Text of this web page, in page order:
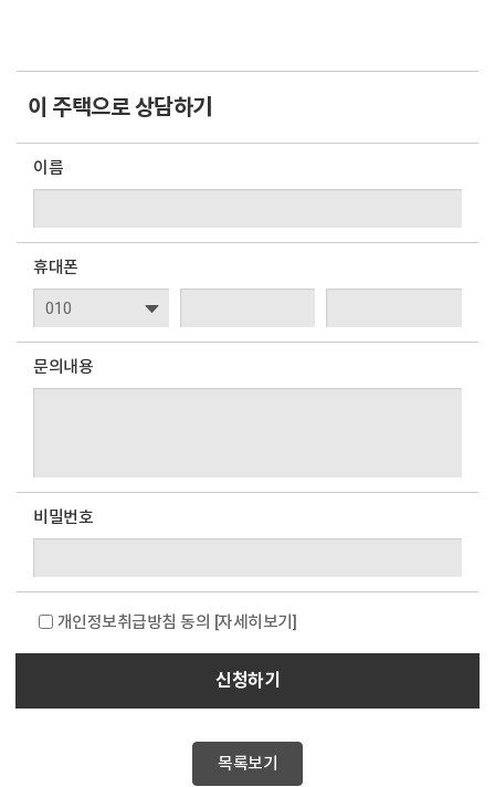
이 주택으로 상담하기
이름
휴대폰
문의내용
비밀번호
개인정보취급방침 동의 [자세히보기]
신청하기
목록보기